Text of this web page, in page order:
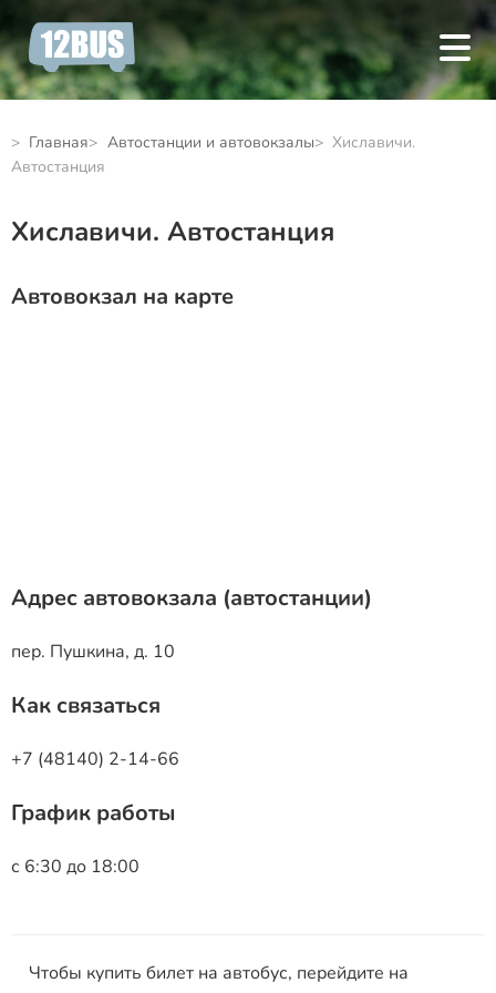
Главная Автостанции и автовокзалы
Хиславичи.
Автостанция
Хиславичи. Автостанция
Автовокзал на карте
Адрес автовокзала (автостанции)
пер. Пушкина, д. 10
Как связаться
+7 (48140) 2-14-66
График работы
с 6:30 до 18:00
Чтобы купить билет на автобус, перейдите на